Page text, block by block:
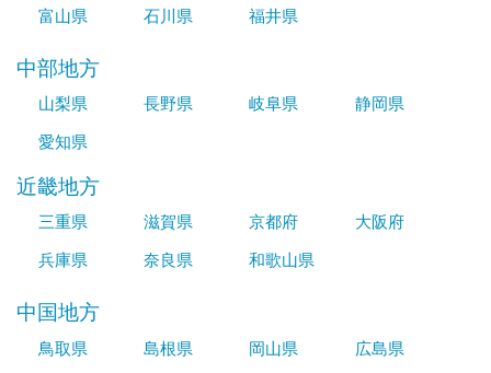
富山県
石川県 福井県
中部地方
山梨県 長野県 岐阜県
静岡県
愛知県
近畿地方
三重県 滋賀県 京都府
大阪府
兵庫県
奈良県 和歌山県
中国地方
鳥取県 島根県 岡山県 広島県